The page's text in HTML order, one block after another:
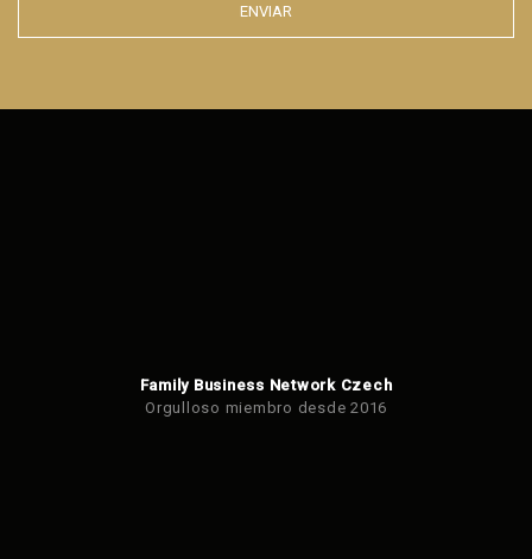
ENVIAR
formulario.
Family Business Network Czech
Orgulloso miembro desde 2016